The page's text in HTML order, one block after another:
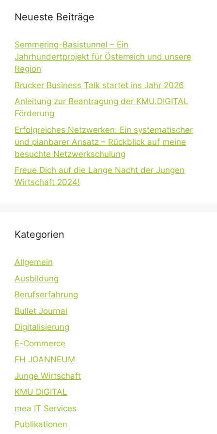
Neueste Beiträge
Semmering-Basistunnel – Ein
Jahrhundertprojekt für Österreich und unsere
Region
Brucker Business Talk startet ins Jahr 2026
Anleitung zur Beantragung der KMU.DIGITAL
Förderung
Erfolgreiches Netzwerken: Ein systematischer
und planbarer Ansatz – Rückblick auf meine
besuchte Netzwerkschulung
Freue Dich auf die Lange Nacht der Jungen
Wirtschaft 2024!
Kategorien
Allgemein
Ausbildung
Berufserfahrung
Bullet Journal
Digitalisierung
E-Commerce
FH JOANNEUM
Junge Wirtschaft
KMU DIGITAL
mea IT Services
Publikationen